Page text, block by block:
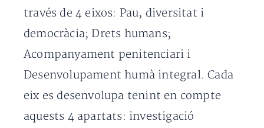
través de 4 eixos: Pau, diversitat i
democràcia; Drets humans;
Acompanyament penitenciari i
Desenvolupament humà integral. Cada
eix es desenvolupa tenint en compte
aquests 4 apartats: investigació